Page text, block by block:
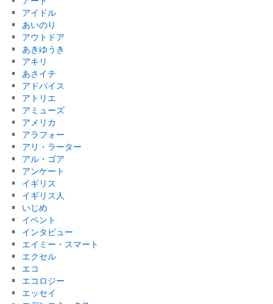
アイドル
あいのり
アウトドア
あきゆうき
アキリ
あさイチ
アドバイス
アトリエ
アミューズ
アメリカ
アラフォー
アリ・ラーター
アル・ゴア
アンケート
イギリス
イギリス人
いじめ
イベント
インタビュー
エイミー・スマート
エクセル
エコ
エコロジー
エッセイ